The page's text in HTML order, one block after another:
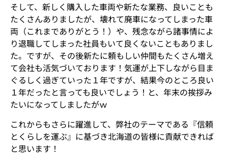
そして、新しく購入した車両や新たな業務、良いことも
たくさんありましたが、壊れて廃車になってしまった車
両（これまでありがとう！）や、残念ながら諸事情によ
り退職してしまった社員もいて良くないこともありまし
た。ですが、その後新たに頼もしい仲間もたくさん増え
て会社も活気づいております！気運が上下しながら目ま
ぐるしく過ぎていった１年ですが、結果今のところ良い
１年だったと言っても良いでしょう！と、年末の挨拶み
たいになってしましたがｗ
これからもさらに躍進して、弊社のテーマである『信頼
とくらしを運ぶ』に基づき北海道の皆様に貢献できれば
と思います！